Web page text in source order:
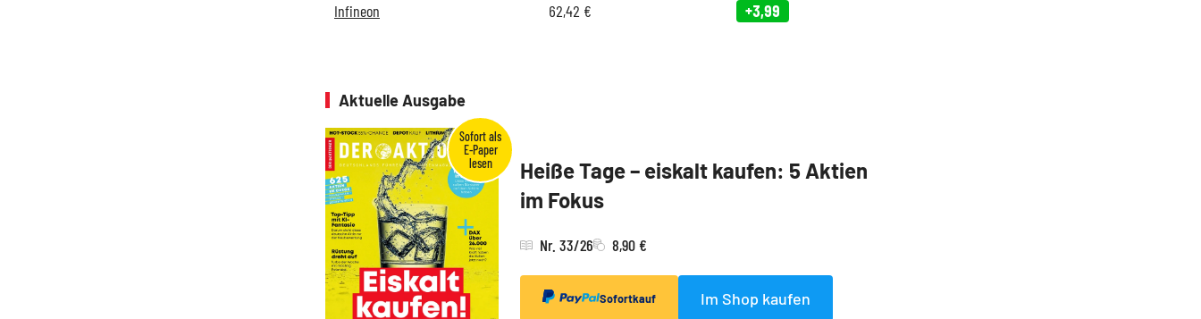
Infineon 62,42 € +3,99
Aktuelle Ausgabe
Heiße Tage – eiskalt kaufen: 5 Aktien
im Fokus
Nr. 33/26 8,90 €
Sofortkauf Im Shop kaufen